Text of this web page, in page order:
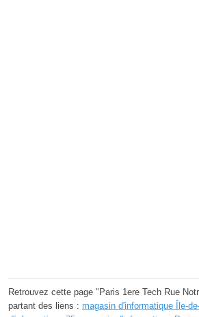
Retrouvez cette page "Paris 1ere Tech Rue
partant des liens : magasin d'informatique Île-